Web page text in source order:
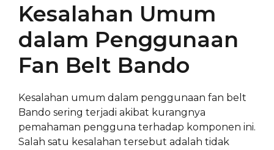
Kesalahan Umum
dalam Penggunaan
Fan Belt Bando
Kesalahan umum dalam penggunaan fan belt
Bando sering terjadi akibat kurangnya
pemahaman pengguna terhadap komponen ini.
Salah satu kesalahan tersebut adalah tidak